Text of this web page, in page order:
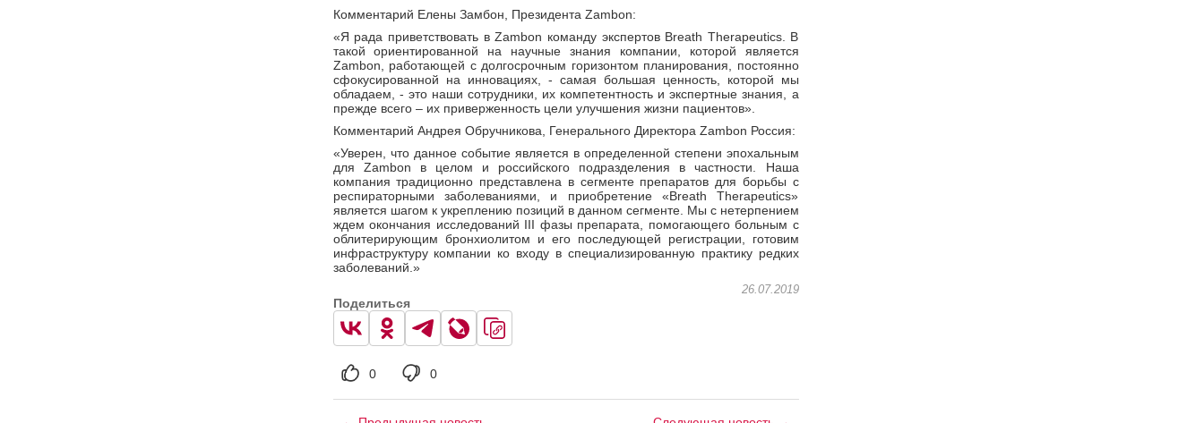
Комментарий Елены Замбон, Президента Zambon:
«Я рада приветствовать в Zambon команду экспертов Breath Therapeutics. В
такой ориентированной на научные знания компании, которой является
Zambon, работающей с долгосрочным горизонтом планирования, постоянно
сфокусированной на инновациях, - самая большая ценность, которой мы
обладаем, - это наши сотрудники, их компетентность и экспертные знания, а
прежде всего – их приверженность цели улучшения жизни пациентов».
Комментарий Андрея Обручникова, Генерального Директора Zambon Россия:
«Уверен, что данное событие является в определенной степени эпохальным
для Zambon в целом и российского подразделения в частности. Наша
компания традиционно представлена в сегменте препаратов для борьбы с
респираторными заболеваниями, и приобретение «Breath Therapeutics»
является шагом к укреплению позиций в данном сегменте. Мы с нетерпением
ждем окончания исследований III фазы препарата, помогающего больным с
облитерирующим бронхиолитом и его последующей регистрации, готовим
инфраструктуру компании ко входу в специализированную практику редких
заболеваний.»
26.07.2019
Поделиться
0 0